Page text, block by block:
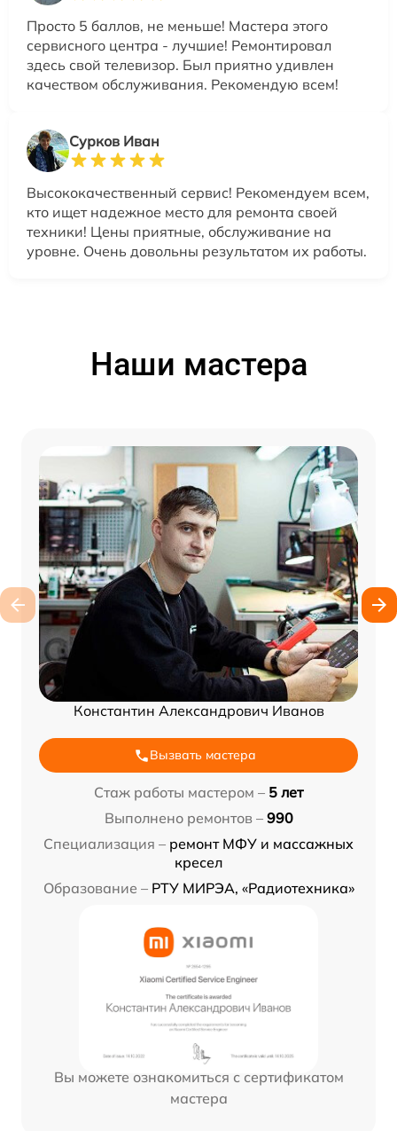
Просто 5 баллов, не меньше! Мастера этого
сервисного центра - лучшие! Ремонтировал
здесь свой телевизор. Был приятно удивлен
качеством обслуживания. Рекомендую всем!
Сурков Иван
Высококачественный сервис! Рекомендуем всем,
кто ищет надежное место для ремонта своей
техники! Цены приятные, обслуживание на
уровне. Очень довольны результатом их работы.
Наши мастера
Константин Александрович Иванов
Вызвать мастера
Стаж работы мастером – 5 лет
Выполнено ремонтов – 990
Специализация – ремонт МФУ и массажных
кресел
Образование – РТУ МИРЭА, «Радиотехника»
Вы можете ознакомиться с сертификатом
мастера